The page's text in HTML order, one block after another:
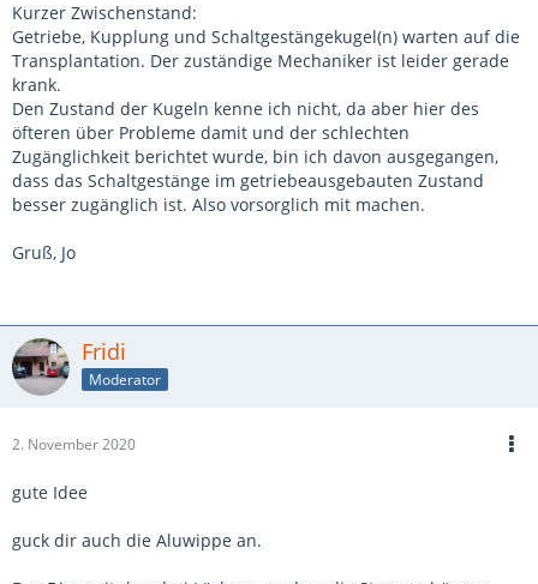
Kurzer Zwischenstand:
Getriebe, Kupplung und Schaltgestängekugel(n) warten auf die
Transplantation. Der zuständige Mechaniker ist leider gerade
krank.
Den Zustand der Kugeln kenne ich nicht, da aber hier des
öfteren über Probleme damit und der schlechten
Zugänglichkeit berichtet wurde, bin ich davon ausgegangen,
dass das Schaltgestänge im getriebeausgebauten Zustand
besser zugänglich ist. Also vorsorglich mit machen.
Gruß, Jo
Fridi
Moderator
2. November 2020
gute Idee
guck dir auch die Aluwippe an.